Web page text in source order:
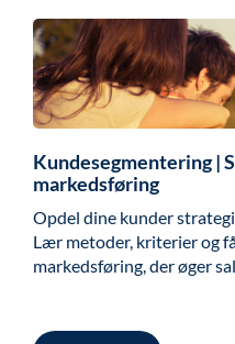
Kundesegmentering |
markedsføring
Opdel dine kunder
Lær metoder, kriterier og
markedsføring, der øger